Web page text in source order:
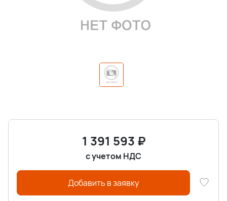
1 391 593 ₽
с учетом НДС
Добавить в заявку